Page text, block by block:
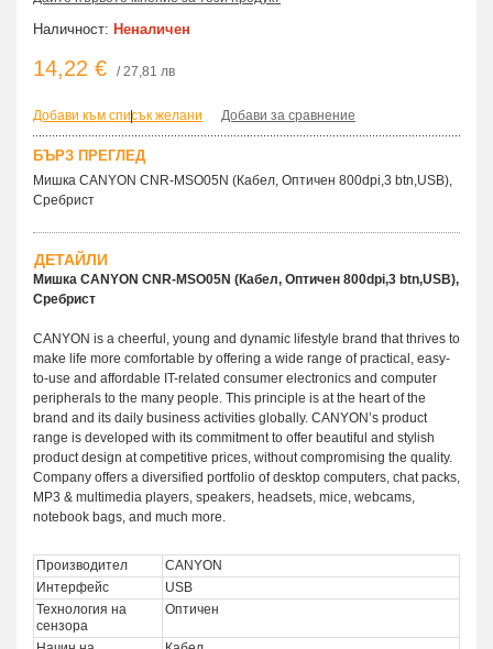
Наличност: Неналичен
14,22 € / 27,81 лв
Добави към списък желани
| Добави за сравнение
БЪРЗ ПРЕГЛЕД
Мишка CANYON CNR-MSO05N (Кабел, Оптичен 800dpi,3 btn,USB),
Сребрист
ДЕТАЙЛИ
Мишка CANYON CNR-MSO05N (Кабел, Оптичен 800dpi,3 btn,USB),
Сребрист
CANYON is a cheerful, young and dynamic lifestyle brand that thrives to
make life more comfortable by offering a wide range of practical, easy-
to-use and affordable IT-related consumer electronics and computer
peripherals to the many people. This principle is at the heart of the
brand and its daily business activities globally. CANYON’s product
range is developed with its commitment to offer beautiful and stylish
product design at competitive prices, without compromising the quality.
Company offers a diversified portfolio of desktop computers, chat packs,
MP3 & multimedia players, speakers, headsets, mice, webcams,
notebook bags, and much more.
Производител
CANYON
Интерфейс
USB
Технология на
сензора
Оптичен